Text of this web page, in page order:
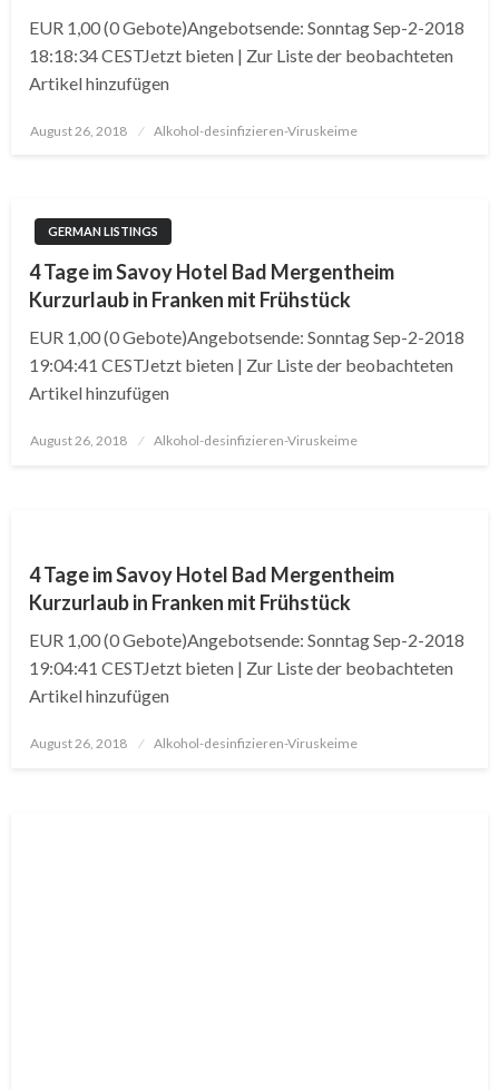
EUR 1,00 (0 Gebote)Angebotsende: Sonntag Sep-2-2018
18:18:34 CESTJetzt bieten | Zur Liste der beobachteten
Artikel hinzufügen
Posted
August 26, 2018 Alkohol-desinfizieren-Viruskeime
GERMAN LISTINGS
4 Tage im Savoy Hotel Bad Mergentheim
Kurzurlaub in Franken mit Frühstück
EUR 1,00 (0 Gebote)Angebotsende: Sonntag Sep-2-2018
19:04:41 CESTJetzt bieten | Zur Liste der beobachteten
Artikel hinzufügen
Posted
August 26, 2018 Alkohol-desinfizieren-Viruskeime
4 Tage im Savoy Hotel Bad Mergentheim
Kurzurlaub in Franken mit Frühstück
EUR 1,00 (0 Gebote)Angebotsende: Sonntag Sep-2-2018
19:04:41 CESTJetzt bieten | Zur Liste der beobachteten
Artikel hinzufügen
Posted
August 26, 2018 Alkohol-desinfizieren-Viruskeime